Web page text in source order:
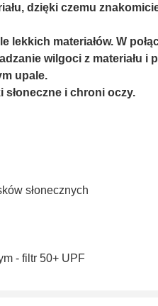
dzięki czemu
materiałów. W
wilgoci z materiału i
upale.
i chroni oczy.
słonecznych
- filtr 50+ UPF